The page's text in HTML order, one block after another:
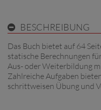
BESCHREIBUNG
Das Buch bietet auf 64
statische Berechnungen
Aus- oder Weiterbildung
Zahlreiche Aufgaben
schrittweisen Übung und